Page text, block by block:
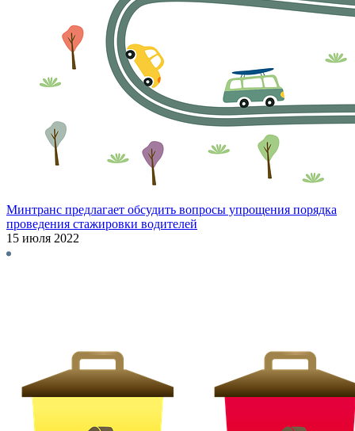
Минтранс предлагает обсудить вопросы упрощения порядка
проведения стажировки водителей
15 июля 2022